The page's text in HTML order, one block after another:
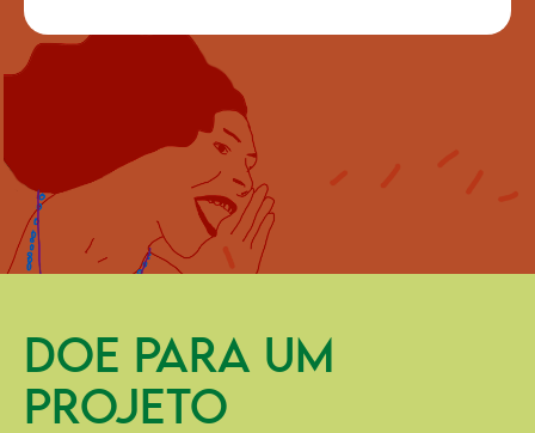
DOE PARA UM
PROJETO